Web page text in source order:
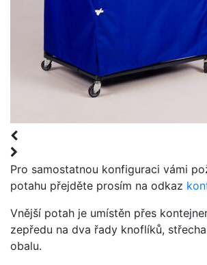
Pro samostatnou konfiguraci vámi
potahu přejděte prosím na odkaz
Vnější potah je umístěn přes
zepředu na dva řady knoflíků,
obalu.